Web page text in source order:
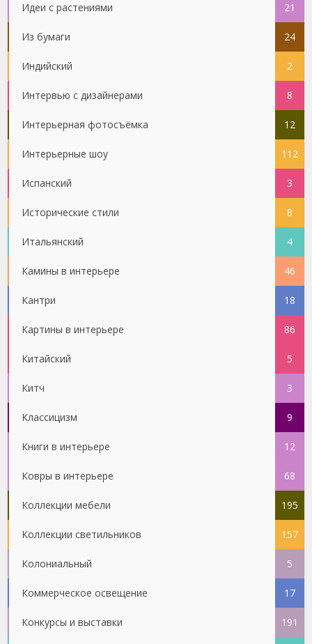
Идеи с растениями 21
Из бумаги 24
Индийский 2
Интервью с дизайнерами 8
Интерьерная фотосъёмка 12
Интерьерные шоу 112
Испанский 3
Исторические стили 8
Итальянский 4
Камины в интерьере 46
Кантри 18
Картины в интерьере 86
Китайский 5
Китч 3
Классицизм 9
Книги в интерьере 12
Ковры в интерьере 68
Коллекции мебели 195
Коллекции светильников 157
Колониальный 5
Коммерческое освещение 17
Конкурсы и выставки 191